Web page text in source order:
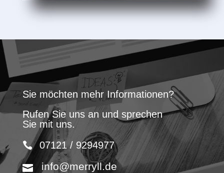
Sie möchten mehr Informationen?
Rufen Sie uns an und sprechen
Sie mit uns.
07121 / 9294977
info@merryll.de